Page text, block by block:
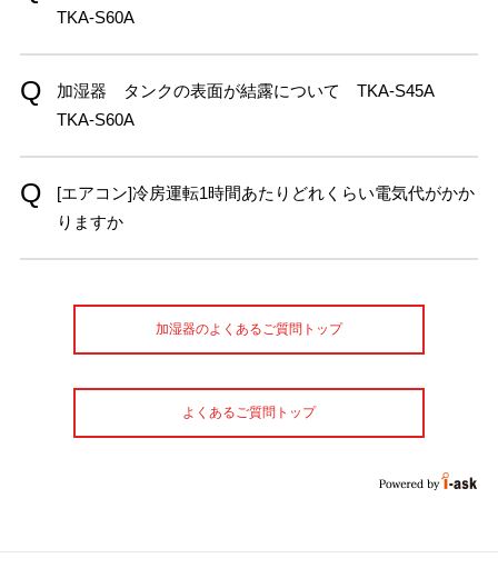
TKA-S60A
加湿器 タンクの表面が結露について TKA-S45A
TKA-S60A
[エアコン]冷房運転1時間あたりどれくらい電気代がかか
りますか
加湿器のよくあるご質問トップ
よくあるご質問トップ